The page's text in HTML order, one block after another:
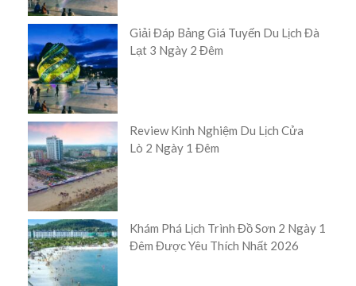
Giải Đáp Bảng Giá Tuyến Du Lịch Đà
Lạt 3 Ngày 2 Đêm
Review Kinh Nghiệm Du Lịch Cửa
Lò 2 Ngày 1 Đêm
Khám Phá Lịch Trình Đồ Sơn 2 Ngày 1
Đêm Được Yêu Thích Nhất 2026